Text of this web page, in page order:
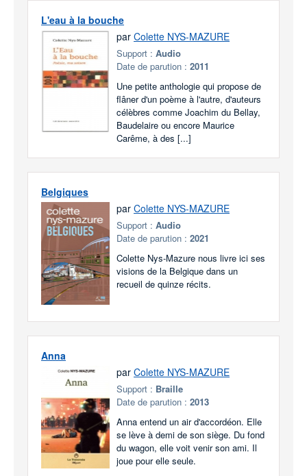
L'eau à la bouche
par Colette NYS-MAZURE
Support : Audio
Date de parution : 2011
Une petite anthologie qui propose de
flâner d'un poème à l'autre, d'auteurs
célèbres comme Joachim du Bellay,
Baudelaire ou encore Maurice
Carême, à des [...]
Belgiques
par Colette NYS-MAZURE
Support : Audio
Date de parution : 2021
Colette Nys-Mazure nous livre ici ses
visions de la Belgique dans un
recueil de quinze récits.
Anna
par Colette NYS-MAZURE
Support : Braille
Date de parution : 2013
Anna entend un air d'accordéon. Elle
se lève à demi de son siège. Du fond
du wagon, elle voit venir son ami. Il
joue pour elle seule.